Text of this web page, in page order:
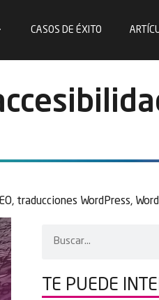
CASOS DE ÉXITO
, traducciones WordPress,
TE PUEDE